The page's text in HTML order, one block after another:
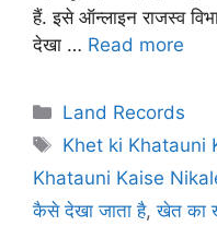
हैं. इसे ऑन्लाइन राजस्व
देखा … Read more
Categories
Land Records
Tags
Khet ki Khatauni
Khatauni Kaise
कैसे देखा जाता है,खेत का